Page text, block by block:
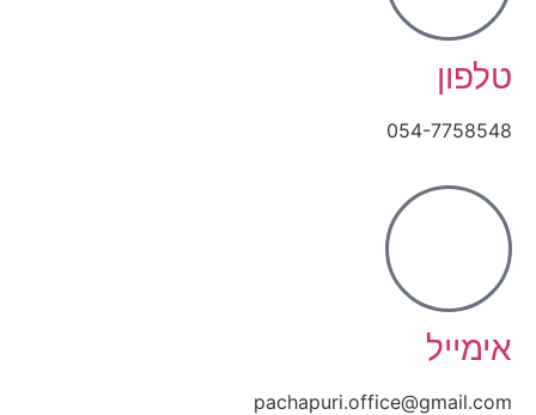
טלפון
054-7758548
אימייל
pachapuri.office@gmail.com